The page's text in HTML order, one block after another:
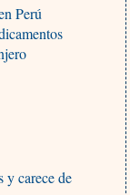
Perú
y carece de